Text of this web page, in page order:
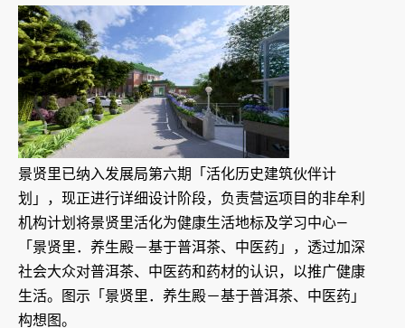
景贤里已纳入发展局第六期「活化历史建筑伙伴计
划」，现正进行详细设计阶段，负责营运项目的非牟利
机构计划将景贤里活化为健康生活地标及学习中心—
「景贤里．养生殿－基于普洱茶、中医药」，透过加深
社会大众对普洱茶、中医药和药材的认识，以推广健康
生活。图示「景贤里．养生殿－基于普洱茶、中医药」
构想图。